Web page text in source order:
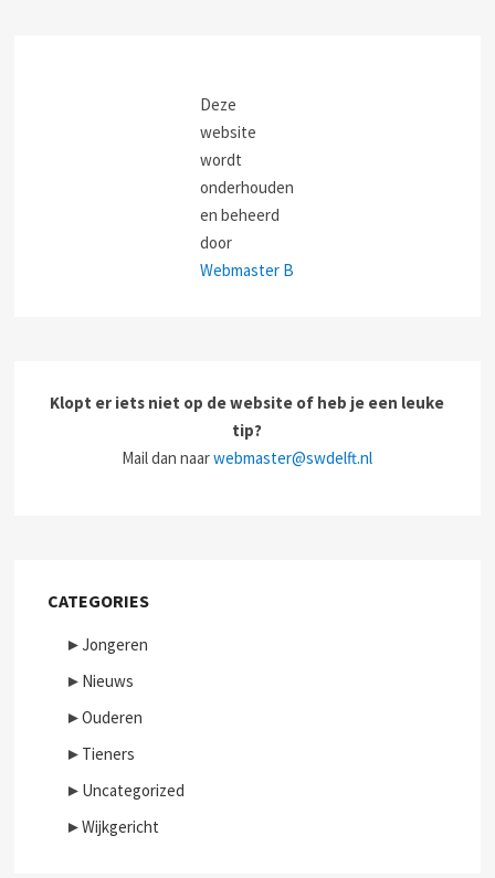
Deze
website
wordt
onderhouden
en beheerd
door
Webmaster B
Klopt er iets niet op de website of heb je een leuke
tip?
Mail dan naarwebmaster@swdelft.nl
CATEGORIES
►Jongeren
► Nieuws
►Ouderen
► Tieners
► Uncategorized
►Wijkgericht